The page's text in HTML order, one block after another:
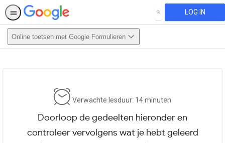
SEARCH LOG IN
Online toetsen met Google Formulieren
Verwachte lesduur: 14 minuten
Doorloop de gedeelten hieronder en
controleer vervolgens wat je hebt geleerd